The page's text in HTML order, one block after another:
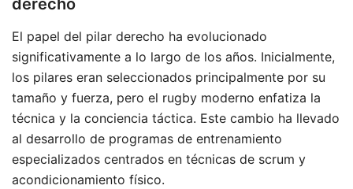
derecho
El papel del pilar derecho ha evolucionado
significativamente a lo largo de los años. Inicialmente,
los pilares eran seleccionados principalmente por su
tamaño y fuerza, pero el rugby moderno enfatiza la
técnica y la conciencia táctica. Este cambio ha llevado
al desarrollo de programas de entrenamiento
especializados centrados en técnicas de scrum y
acondicionamiento físico.